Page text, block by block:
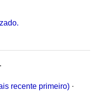
recente primeiro) ·